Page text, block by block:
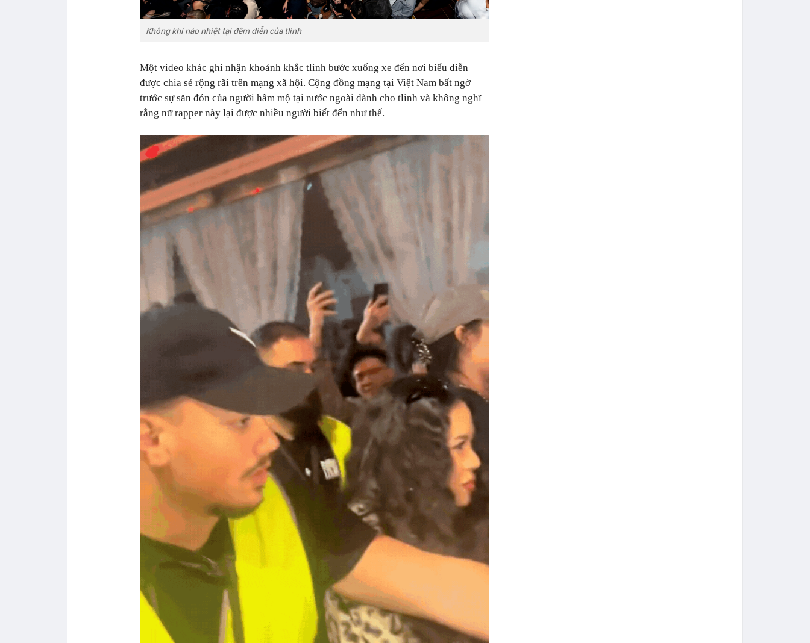
Không khí náo nhiệt tại đêm diễn của tlinh
Một video khác ghi nhận khoảnh khắc tlinh bước xuống xe đến nơi biểu diễn
được chia sẻ rộng rãi trên mạng xã hội. Cộng đồng mạng tại Việt Nam bất ngờ
trước sự săn đón của người hâm mộ tại nước ngoài dành cho tlinh và không nghĩ
rằng nữ rapper này lại được nhiều người biết đến như thế.